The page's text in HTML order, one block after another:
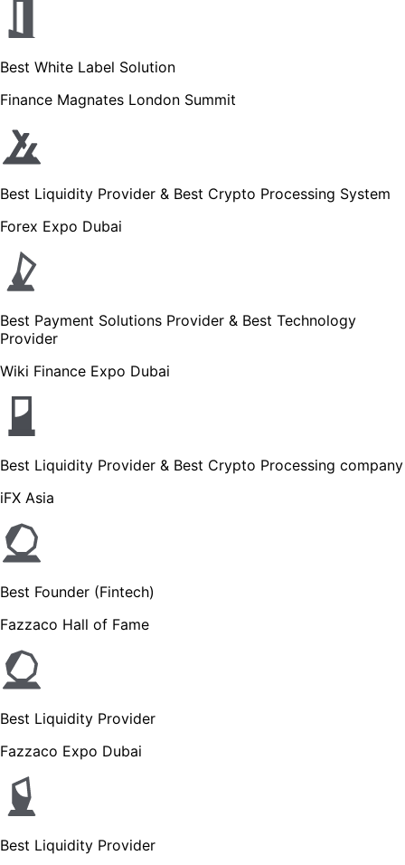
Best White Label Solution
Finance Magnates London Summit
Best Liquidity Provider & Best Crypto Processing System
Forex Expo Dubai
Best Payment Solutions Provider & Best Technology
Provider
Wiki Finance Expo Dubai
Best Liquidity Provider & Best Crypto Processing company
iFX Asia
Best Founder (Fintech)
Fazzaco Hall of Fame
Best Liquidity Provider
Fazzaco Expo Dubai
Best Liquidity Provider